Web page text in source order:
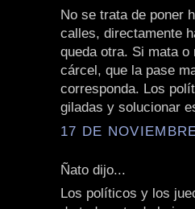
No se trata de poner
calles, directamente
queda otra. Si mata o
cárcel, que la pase
corresponda. Los
giladas y solucionar
17 DE
Ñato dijo...
Los políticos y los